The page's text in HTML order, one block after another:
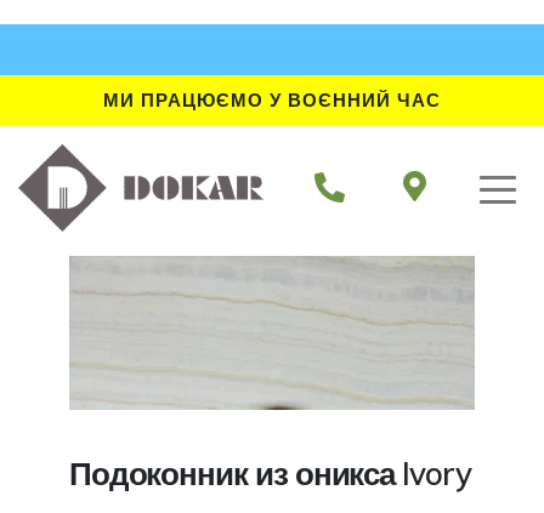
МИ ПРАЦЮЄМО У ВОЄННИЙ ЧАС
Подоконник из оникса Ivory